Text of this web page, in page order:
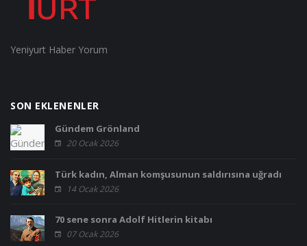
Yeniyurt Haber Yorum
SON EKLENENLER
Gündem Grönland
20 Ocak 2026
Türk kadın, Alman komşusunun saldırısına uğradı
14 Ocak 2026
70 sene sonra Adolf Hitlerin kitabı
07 Ocak 2026